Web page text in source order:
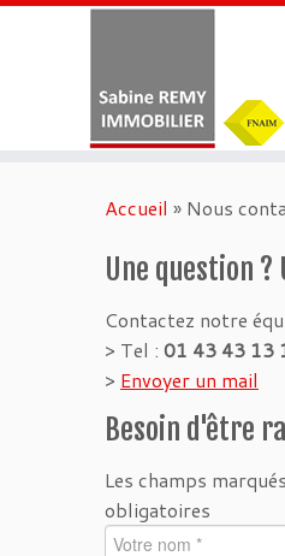
Accueil » Nous
Une question ?
Contactez notre
> Tel : 01 43 43 13
> Envoyer un mail
Besoin d'être
Les champs
obligatoires